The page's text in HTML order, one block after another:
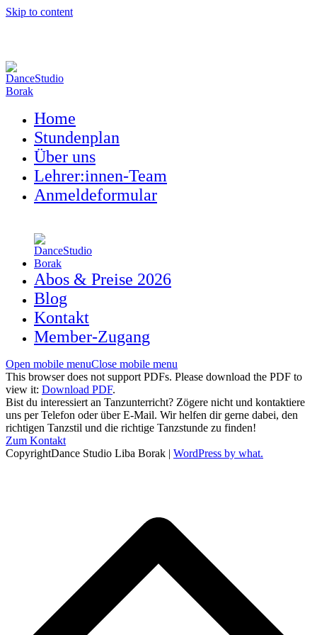
Skip to content
Home
Stundenplan
Über uns
Lehrer:innen-Team
Anmeldeformular
Abos & Preise 2026
Blog
Kontakt
Member-Zugang
Open mobile menuClose mobile menu
This browser does not support PDFs. Please download the PDF to
view it: Download PDF.
Bist du interessiert an Tanzunterricht? Zögere nicht und kontaktiere
uns per Telefon oder über E-Mail. Wir helfen dir gerne dabei, den
richtigen Tanzstil und die richtige Tanzstunde zu finden!
Zum Kontakt
CopyrightDance Studio Liba Borak | WordPress by what.